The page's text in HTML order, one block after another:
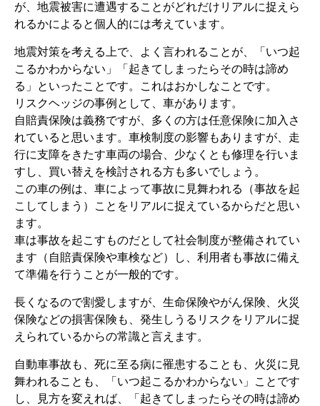
が、地震被害に遭遇することがどれだけリアルに捉えら
れるかによると個人的には考えています。
地震対策を考える上で、よく言われることが、「いつ起
こるかわからない」「起きてしまったらその時は諦め
る」といったことです。これはおかしなことです。
リスクヘッジの事例として、車があります。
自賠責保険は義務ですが、多くの方は任意保険に加入さ
れていると思います。車検制度の影響もありますが、走
行に支障をきたす車両の場合、少なくとも修理を行いま
すし、買い替えを検討される方も多いでしょう。
この車の例は、車によって事故に見舞われる（事故を起
こしてしまう）ことをリアルに捉えているからだと思い
ます。
車は事故を起こすものだとして社会制度が整備されてい
ます（自賠責保険や車検など）し、利用者も事故に備え
て準備を行うことが一般的です。
長くなるので割愛しますが、生命保険やがん保険、火災
保険などの損害保険も、発生しうるリスクをリアルに捉
えられているからの常識と言えます。
自動車事故も、死に至る病に罹患することも、火災に見
舞われることも、「いつ起こるかわからない」ことです
し、見方を変えれば、「起きてしまったらその時は諦め